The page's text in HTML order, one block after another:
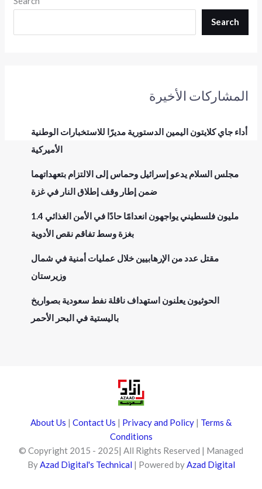
Search
المشاركات الأخيرة
أداء جاي كلايتون اليمين الدستورية مديرًا للاستخبارات الوطنية
الأميركية
مجلس السلام يدعو إسرائيل وحماس إلى الالتزام بتعهداتهما
ضمن إطار وقف إطلاق النار في غزة
1.4 مليون فلسطيني يواجهون انعدامًا حادًا في الأمن الغذائي
بغزة وسط تفاقم نقص الأدوية
مقتل عدد من الإرهابيين خلال عمليات أمنية في شمال
وزيرستان
الحوثيون يعلنون استهداف ناقلة نفط سعودية بصواريخ
باليستية في البحر الأحمر
About Us | Contact Us | Privacy and Policy | Terms &
Conditions
© Copyright 2015 - 2025| All Rights Reserved | Managed
ByAzad Digital's Technical | Powered byAzad Digital